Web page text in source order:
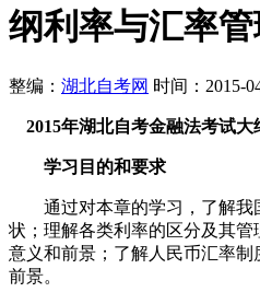
纲利率与汇率
整编： 湖北自考网 时间：2015-
2015年湖北自考金融法考试
学习目的和要求
通过对本章的学习，了解我
状；理解各类利率的区分及其
意义和前景；了解人民币汇率
前景。